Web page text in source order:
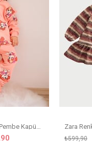
Zara Paw Patrol Pembe Kapüşonlu Takım
₺599,90